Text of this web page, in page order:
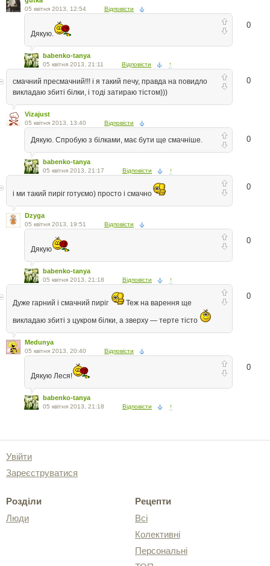
05 квітня 2013, 12:54 Відповісти
0
Дякую.
babenko-tanya
05 квітня 2013, 21:11 Відповісти ↑
0
смачний пресмачний!!! і я такий печу, правда на повидло
викладаю збиті білки, і тоді затираю тістом)))
Vizajust
05 квітня 2013, 13:40 Відповісти
0
Дякую. Спробую з білками, має бути ще смачніше.
babenko-tanya
05 квітня 2013, 21:17 Відповісти ↑
0
і ми такий пиріг готуємо) просто і смачно
Dzyga
05 квітня 2013, 19:51 Відповісти
0
Дякую
babenko-tanya
05 квітня 2013, 21:18 Відповісти ↑
0
Дуже гарний і смачний пиріг Теж на варення ще
викладаю збиті з цукром білки, а зверху — терте тісто
Medunya
05 квітня 2013, 20:40 Відповісти
0
Дякую Леся!
babenko-tanya
05 квітня 2013, 21:18 Відповісти ↑
Увійти
Зареєструватися
Розділи
Люди
Рецепти
Всі
Колективні
Персональні